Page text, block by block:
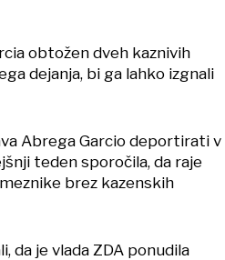
obtožen dveh kaznivih
dejanja, bi ga lahko izgnali
Abrega Garcio deportirati v
teden sporočila, da raje
brez kazenskih
da je vlada ZDA ponudila